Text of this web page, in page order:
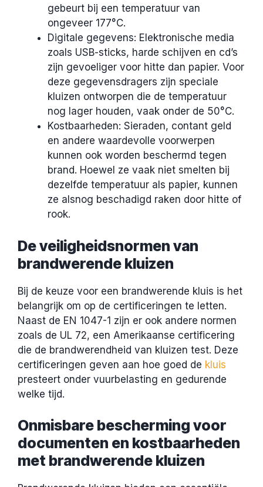
gebeurt bij een temperatuur van
ongeveer 177°C.
Digitale gegevens: Elektronische media
zoals USB-sticks, harde schijven en cd’s
zijn gevoeliger voor hitte dan papier. Voor
deze gegevensdragers zijn speciale
kluizen ontworpen die de temperatuur
nog lager houden, vaak onder de 50°C.
Kostbaarheden: Sieraden, contant geld
en andere waardevolle voorwerpen
kunnen ook worden beschermd tegen
brand. Hoewel ze vaak niet smelten bij
dezelfde temperatuur als papier, kunnen
ze alsnog beschadigd raken door hitte of
rook.
De veiligheidsnormen van
brandwerende kluizen
Bij de keuze voor een brandwerende kluis is het
belangrijk om op de certificeringen te letten.
Naast de EN 1047-1 zijn er ook andere normen
zoals de UL 72, een Amerikaanse certificering
die de brandwerendheid van kluizen test. Deze
certificeringen geven aan hoe goed de kluis
presteert onder vuurbelasting en gedurende
welke tijd.
Onmisbare bescherming voor
documenten en kostbaarheden
met brandwerende kluizen